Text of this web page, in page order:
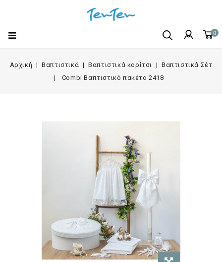
0
Αρχική Βαπτιστικά Βαπτιστικά κορίτσι
Βαπτιστικά Σέτ
Combi Βαπτιστικό πακέτο 2418